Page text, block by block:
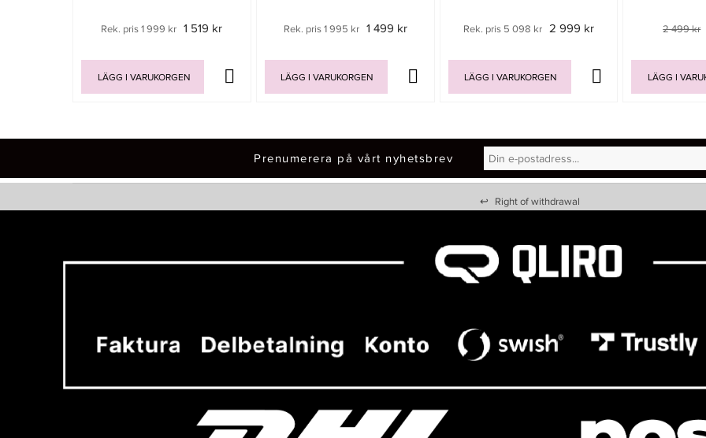
Rek. pris 1 999 kr 1 519 kr
LÄGG I VARUKORGEN
Rek. pris 1 995 kr 1 499 kr
LÄGG I VARUKORGEN
Rek. pris 5 098 kr 2 999 kr
LÄGG I VARUKORGEN
2 499 kr
LÄGG I
Prenumerera på vårt nyhetsbrev
↩ Right of withdrawal